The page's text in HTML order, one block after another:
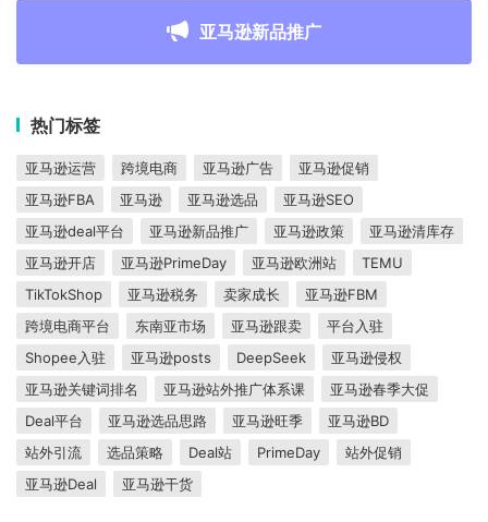
亚马逊新品推广
热门标签
亚马逊运营 跨境电商 亚马逊广告
亚马逊促销
亚马逊FBA
亚马逊 亚马逊选品
亚马逊SEO
亚马逊deal平台
亚马逊新品推广 亚马逊政策
亚马逊清库存
亚马逊开店
亚马逊PrimeDay 亚马逊欧洲站
TEMU
TikTokShop
亚马逊税务 卖家成长
亚马逊FBM
跨境电商平台
东南亚市场 亚马逊跟卖
平台入驻
Shopee入驻
亚马逊posts DeepSeek
亚马逊侵权
亚马逊关键词排名
亚马逊站外推广体系课
亚马逊春季大促
Deal平台
亚马逊选品思路 亚马逊旺季
亚马逊BD
站外引流
选品策略 Deal站 PrimeDay
站外促销
亚马逊Deal
亚马逊干货